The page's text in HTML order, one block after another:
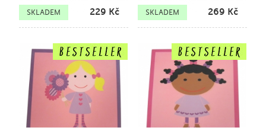
SKLADEM 229 Kč SKLADEM 269 Kč